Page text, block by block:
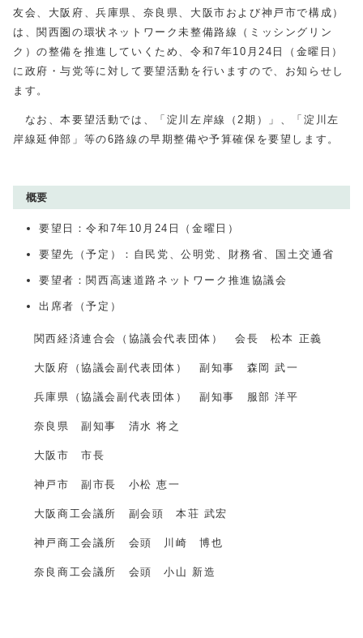
友会、大阪府、兵庫県、奈良県、大阪市および神戸市で構成）
は、関西圏の環状ネットワーク未整備路線（ミッシングリン
ク）の整備を推進していくため、令和7年10月24日（金曜日）
に政府・与党等に対して要望活動を行いますので、お知らせし
ます。
なお、本要望活動では、「淀川左岸線（2期）」、「淀川左
岸線延伸部」等の6路線の早期整備や予算確保を要望します。
概要
要望日：令和7年10月24日（金曜日）
要望先（予定）：自民党、公明党、財務省、国土交通省
要望者：関西高速道路ネットワーク推進協議会
出席者（予定）
関西経済連合会（協議会代表団体） 会長 松本 正義
大阪府（協議会副代表団体） 副知事 森岡 武一
兵庫県（協議会副代表団体） 副知事 服部 洋平
奈良県 副知事 清水 将之
大阪市 市長
神戸市 副市長 小松 恵一
大阪商工会議所 副会頭 本荘 武宏
神戸商工会議所 会頭 川崎 博也
奈良商工会議所 会頭 小山 新造